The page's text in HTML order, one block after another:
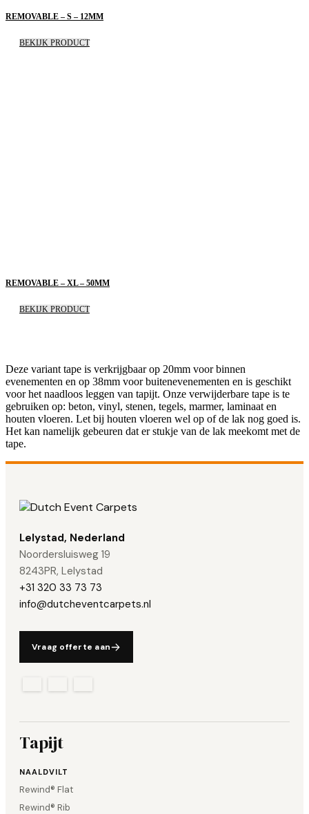
REMOVABLE – S – 12MM
BEKIJK PRODUCT
REMOVABLE – XL – 50MM
BEKIJK PRODUCT
Deze variant tape is verkrijgbaar op 20mm voorbinnen
evenementen en op 38mm voor buitenevenementen en is geschikt
voorhet naadloos leggen van tapijt. Onze verwijderbare tape is te
gebruiken op: beton, vinyl, stenen, tegels, marmer, laminaat en
houten vloeren. Let bij houten vloeren wel op of de lak nog goed is.
Het kan namelijk gebeuren dat er stukje van de lak meekomt met de
tape.
Lelystad, Nederland
Noordersluisweg 19
8243PR, Lelystad
+31 320 33 73 73
info@dutcheventcarpets.nl
Vraag offerte aan
Tapijt
NAALDVILT
Rewind® Flat
Rewind® Rib